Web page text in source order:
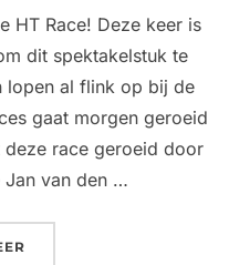
HT Race! Deze keer is
dit spektakelstuk te
lopen al flink op bij de
gaat morgen geroeid
race geroeid door
Jan van den …
“MORGEN: D-DAY”